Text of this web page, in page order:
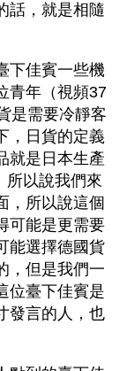
話，就是相隨
下佳賓一些機
青年（視頻37
是需要冷靜客
，日貨的定義
就是日本生產
所以說我們來
，所以說這個
可能是更需要
能選擇德國貨
，但是我們一
位臺下佳賓是
發言的人，也